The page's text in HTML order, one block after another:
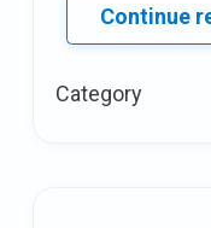
Continue
Category